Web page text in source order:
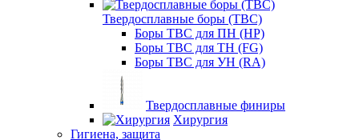
Твердосплавные боры (ТВС)
Боры ТВС для ПН (HP)
Боры ТВС для ТН (FG)
Боры ТВС для УН (RA)
Твердосплавные финиры
Хирургия
Гигиена, защита